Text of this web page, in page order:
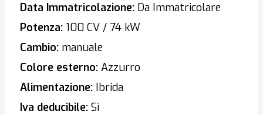
Data Immatricolazione:Da Immatricolare
Potenza:100 CV / 74 kW
Cambio:manuale
Colore esterno:Azzurro
Alimentazione:Ibrida
Iva deducibile:Sì